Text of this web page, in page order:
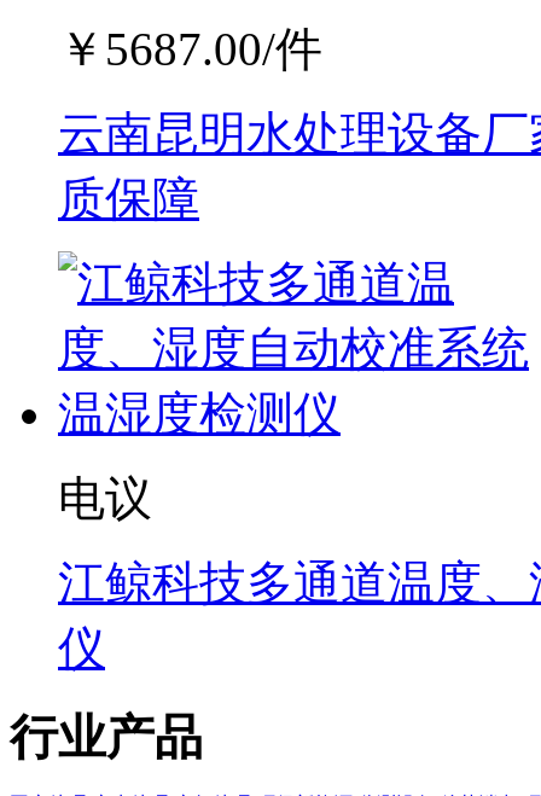
￥ 5687.00/件
云南昆明水处理设备
质保障
电议
江鲸科技多通道温度
仪
行业产品